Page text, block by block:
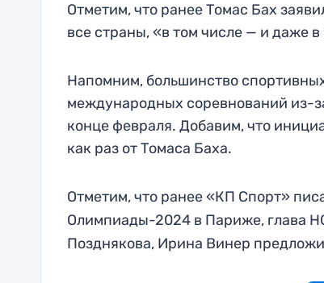
Отметим, что ранее Томас Бах
все страны, «в том числе — и даже
Напомним, большинство
международных соревнований из-
конце февраля. Добавим, что
как раз от Томаса Баха.
Отметим, что ранее «КП Спорт»
Олимпиады-2024 в Париже, глава
Позднякова, Ирина Винер